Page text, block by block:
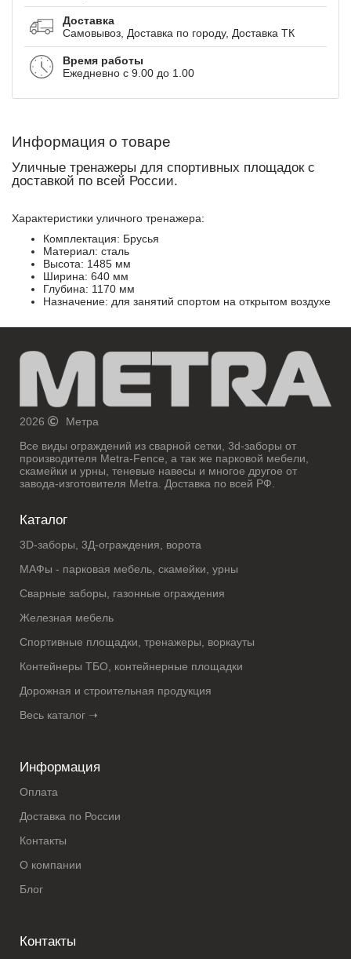
Доставка
Самовывоз, Доставка по городу, Доставка ТК
Время работы
Ежедневно с 9.00 до 1.00
Информация о товаре
Уличные тренажеры для спортивных площадок с
доставкой по всей России.
Характеристики уличного тренажера:
Комплектация: Брусья
Материал: сталь
Высота: 1485 мм
Ширина: 640 мм
Глубина: 1170 мм
Назначение: для занятий спортом на открытом воздухе
2026
Метра
Все виды ограждений из сварной сетки, 3d-заборы от
производителя Metra-Fence, а так же парковой мебели,
скамейки и урны, теневые навесы и многое другое от
завода-изготовителя Metra. Доставка по всей РФ.
Каталог
3D-заборы, 3Д-ограждения, ворота
МАФы - парковая мебель, скамейки, урны
Сварные заборы, газонные ограждения
Железная мебель
Спортивные площадки, тренажеры, воркауты
Контейнеры ТБО, контейнерные площадки
Дорожная и строительная продукция
Весь каталог ➝
Информация
Оплата
Доставка по России
Контакты
О компании
Блог
Контакты